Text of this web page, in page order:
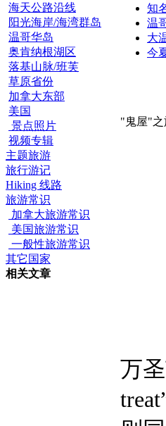
海天公路沿线
阳光海岸/海湾群岛
温哥华岛
奥肯纳根湖区
落基山脉/班芙
草原省份
加拿大东部
美国
景点照片
视频专辑
主题旅游
旅行游记
Hiking 线路
旅游常识
加拿大旅游常识
美国旅游常识
一般性旅游常识
其它国家
相关文章
知
温
大
今
"鬼屋"之
万